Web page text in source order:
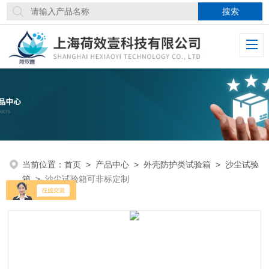
当前位置：首页 > 产品中心 >外壳防护类试验箱 >沙尘试验
箱>沙尘试验箱可非标定制